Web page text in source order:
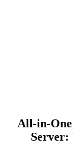
All-in-
Server: